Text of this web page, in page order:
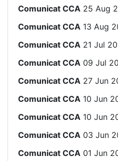
Comunicat CCA 25 Aug
Comunicat CCA 13 Aug
Comunicat CCA 21 Jul
Comunicat CCA 09 Jul
Comunicat CCA 27 Jun
Comunicat CCA 10 Jun
Comunicat CCA 10 Jun
Comunicat CCA 03 Jun
Comunicat CCA 01 Jun